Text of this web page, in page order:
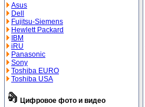
Asus
Dell
Fujitsu-Siemens
Hewlett Packard
IBM
iRU
Panasonic
Sony
Toshiba EURO
Toshiba USA
Цифровое фото и видео